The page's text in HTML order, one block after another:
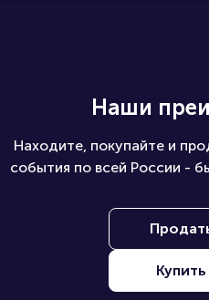
Наши
Находите, покупайте и
события по всей России -